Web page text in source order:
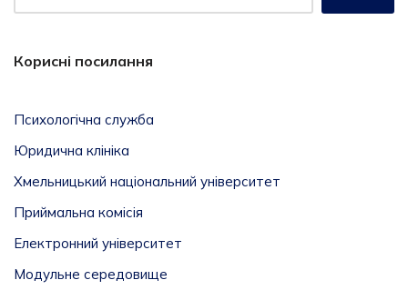
Корисні посилання
Психологічна служба
Юридична клініка
Хмельницький національний університет
Приймальна комісія
Електронний університет
Модульне середовище